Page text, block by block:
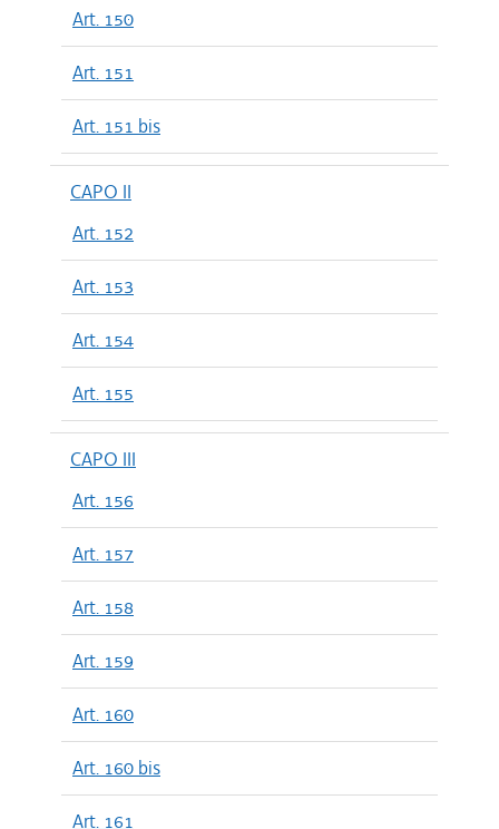
Art. 150
Art. 151
Art. 151 bis
CAPO II
Art. 152
Art. 153
Art. 154
Art. 155
CAPO III
Art. 156
Art. 157
Art. 158
Art. 159
Art. 160
Art. 160 bis
Art. 161